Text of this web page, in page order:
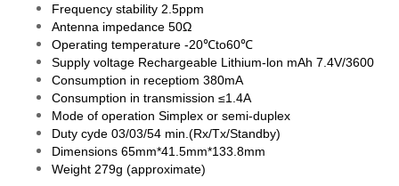
Frequency stability 2.5ppm
Antenna impedance 50Ω
Operating temperature -20℃to60℃
Supply voltage Rechargeable Lithium-lon mAh 7.4V/3600
Consumption in receptiom 380mA
Consumption in transmission ≤1.4A
Mode of operation Simplex or semi-duplex
Duty cyde 03/03/54 min.(Rx/Tx/Standby)
Dimensions 65mm*41.5mm*133.8mm
Weight 279g (approximate)